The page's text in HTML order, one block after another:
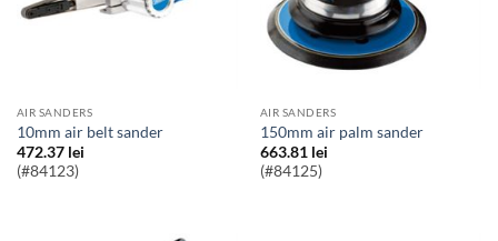
AIR SANDERS
10mm air belt sander
472.37 lei
(#84123)
AIR SANDERS
150mm air palm sander
663.81 lei
(#84125)